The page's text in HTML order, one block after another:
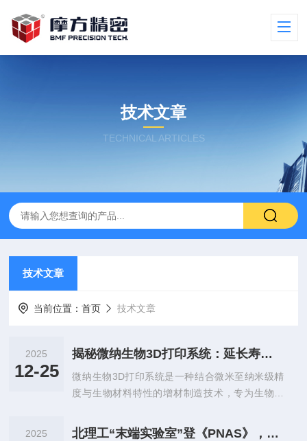
技术文章
TECHNICAL ARTICLES
技术文章
当前位置：首页 技术文章
2025
12-25
揭秘微纳生物3D打印系统：延长寿命的保养秘诀
微纳生物3D打印系统是一种结合微米至纳米级精
度与生物材料特性的增材制造技术，专为生物医
计算机辅助设计（CAD）创建三维模型，利用光固
2025 北理工“末端实验室”登《PNAS》，实现声流驱动的多功能微操作